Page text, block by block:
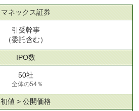
マネックス証券
引受幹事
（委託含む）
IPO数
50社
全体の54％
初値 > 公開価格